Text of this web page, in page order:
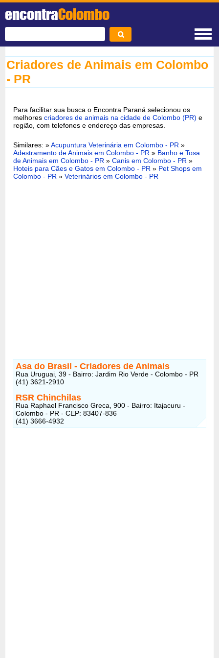
encontraColombo
Criadores de Animais em Colombo
- PR
Para facilitar sua busca o Encontra Paraná selecionou os
melhorescriadores de animais na cidade de Colombo (PR) e
região, com telefones e endereço das empresas.
Similares: »Acupuntura Veterinária em Colombo - PR »
Adestramento de Animais em Colombo - PR » Banho e Tosa
de Animais em Colombo - PR »Canis em Colombo - PR »
Hoteis para Cães e Gatos em Colombo - PR » Pet Shops em
Colombo - PR »Veterinários em Colombo - PR
Asa do Brasil - Criadores de Animais
Rua Uruguai, 39 - Bairro: Jardim Rio Verde - Colombo - PR
(41) 3621-2910
RSR Chinchilas
Rua Raphael Francisco Greca, 900 - Bairro: Itajacuru -
Colombo - PR - CEP: 83407-836
(41) 3666-4932